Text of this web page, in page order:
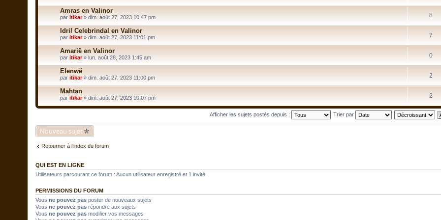
Amras en Valinor
par itikar» dim. août 27, 2023 10:47 pm 8
Idril Celebrindal en Valinor
par itikar» dim. août 27, 2023 11:01 pm 7
Amarië en Valinor
par itikar» lun. août 28, 2023 1:45 am 0
Elenwë
par itikar» dim. août 27, 2023 11:00 pm 2
Mahtan
par itikar» dim. août 27, 2023 10:07 pm 2
Afficher les sujets postés depuis : Trier par
Nouveau sujet
Retourner à l’index du forum
QUI EST EN LIGNE
Utilisateurs parcourant ce forum : Aucun utilisateur enregistré et 1 invité
PERMISSIONS DU FORUM
Vous ne pouvez pas poster de nouveaux sujets
Vous ne pouvez pas répondre aux sujets
Vous ne pouvez pas modifier vos messages